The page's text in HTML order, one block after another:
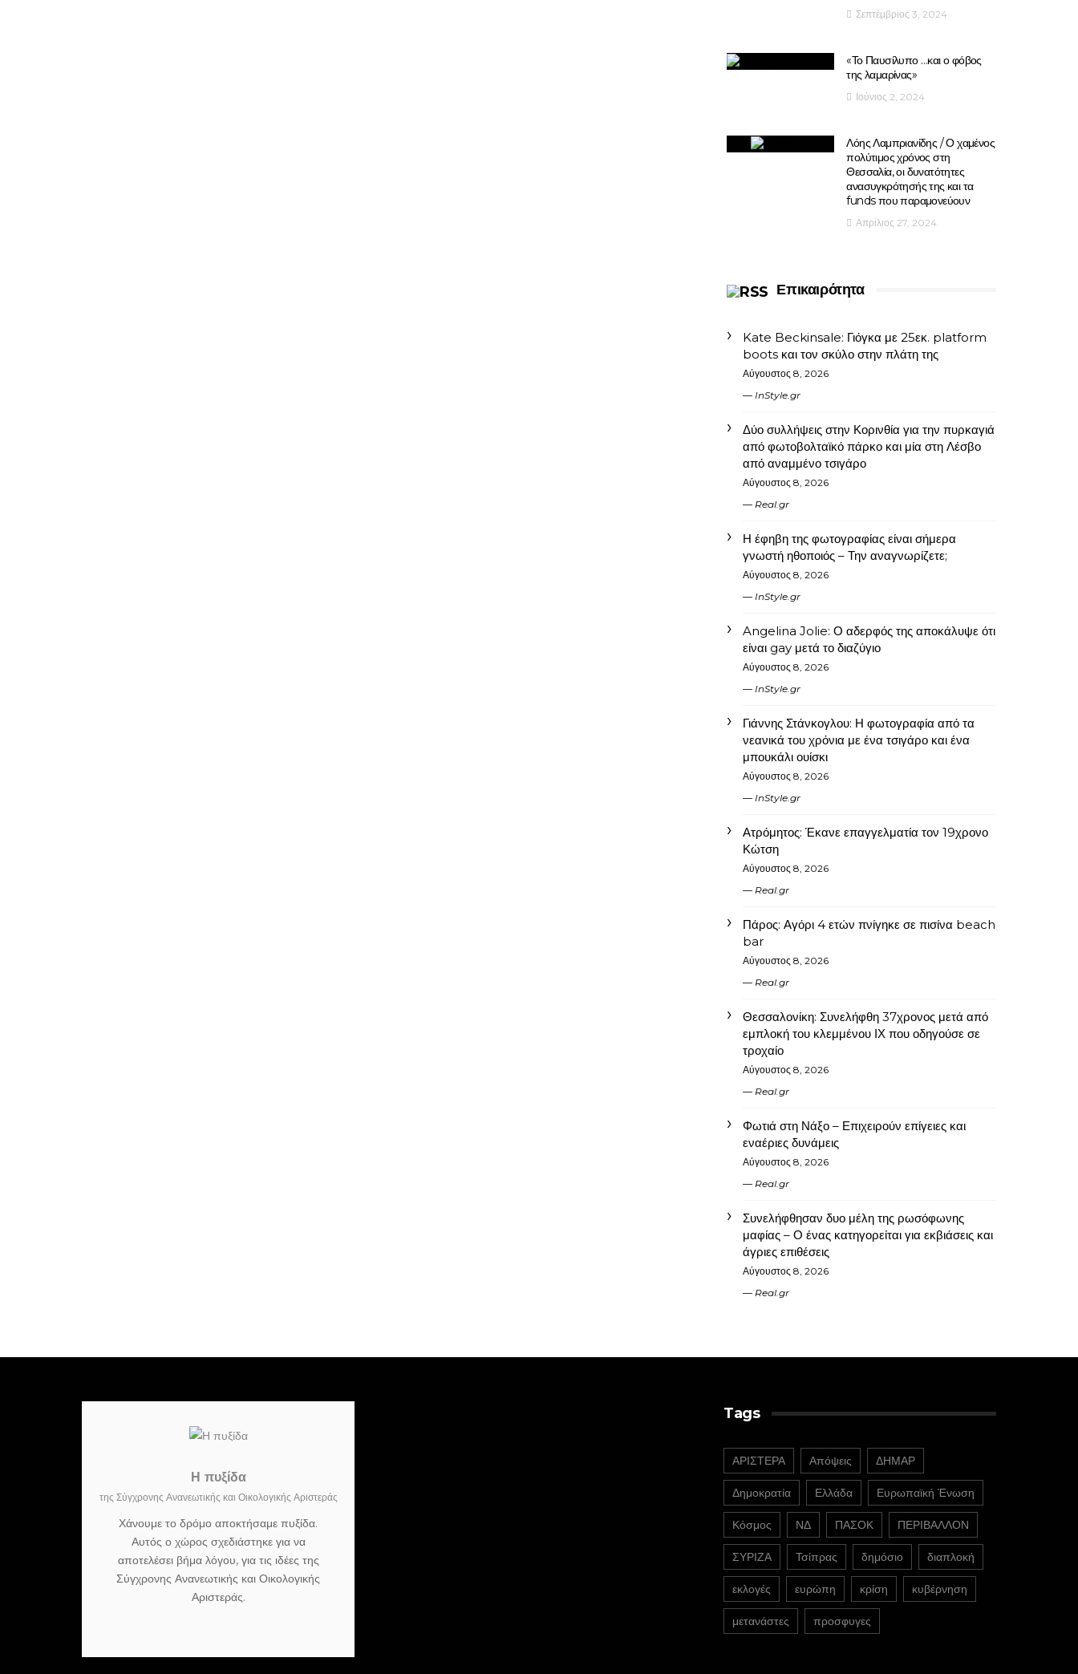
Σεπτέμβριος 3, 2024
«Το Παυσίλυπο …και ο φόβος
της λαμαρίνας»
Ιούνιος 2, 2024
Λόης Λαμπριανίδης / Ο χαμένος
πολύτιμος χρόνος στη
Θεσσαλία, οι δυνατότητες
ανασυγκρότησής της και τα
funds που παραμονεύουν
Απρίλιος 27, 2024
Επικαιρότητα
Kate Beckinsale: Γιόγκα με 25εκ. platform
boots και τον σκύλο στην πλάτη της
Αύγουστος 8, 2026
InStyle.gr
Δύο συλλήψεις στην Κορινθία για την πυρκαγιά
από φωτοβολταϊκό πάρκο και μία στη Λέσβο
από αναμμένο τσιγάρο
Αύγουστος 8, 2026
Real.gr
Η έφηβη της φωτογραφίας είναι σήμερα
γνωστή ηθοποιός – Την αναγνωρίζετε;
Αύγουστος 8, 2026
InStyle.gr
Angelina Jolie: Ο αδερφός της αποκάλυψε ότι
είναι gay μετά το διαζύγιο
Αύγουστος 8, 2026
InStyle.gr
Γιάννης Στάνκογλου: Η φωτογραφία από τα
νεανικά του χρόνια με ένα τσιγάρο και ένα
μπουκάλι ουίσκι
Αύγουστος 8, 2026
InStyle.gr
Ατρόμητος: Έκανε επαγγελματία τον 19χρονο
Κώτση
Αύγουστος 8, 2026
Real.gr
Πάρος: Αγόρι 4 ετών πνίγηκε σε πισίνα beach
bar
Αύγουστος 8, 2026
Real.gr
Θεσσαλονίκη: Συνελήφθη 37χρονος μετά από
εμπλοκή του κλεμμένου ΙΧ που οδηγούσε σε
τροχαίο
Αύγουστος 8, 2026
Real.gr
Φωτιά στη Νάξο – Επιχειρούν επίγειες και
εναέριες δυνάμεις
Αύγουστος 8, 2026
Real.gr
Συνελήφθησαν δυο μέλη της ρωσόφωνης
μαφίας – Ο ένας κατηγορείται για εκβιάσεις και
άγριες επιθέσεις
Αύγουστος 8, 2026
Real.gr
Η πυξίδα
της Σύγχρονης Ανανεωτικής και Οικολογικής Αριστεράς
Χάνουμε το δρόμο αποκτήσαμε πυξίδα.
Αυτός ο χώρος σχεδιάστηκε για να
αποτελέσει βήμα λόγου, για τις ιδέες της
Σύγχρονης Ανανεωτικής και Οικολογικής
Αριστεράς.
Tags
ΑΡΙΣΤΕΡΑ Απόψεις ΔΗΜΑΡ
Δημοκρατία Ελλάδα Ευρωπαϊκή Ένωση
Κόσμος ΝΔ ΠΑΣΟΚ ΠΕΡΙΒΑΛΛΟΝ
ΣΥΡΙΖΑ Τσίπρας δημόσιο διαπλοκή
εκλογές ευρώπη κρίση κυβέρνηση
μετανάστες προσφυγες